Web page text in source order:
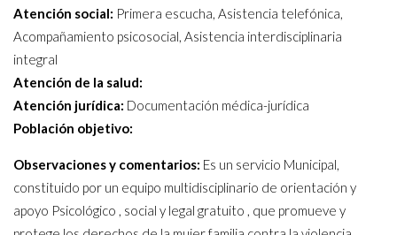
Atención social: Primera escucha, Asistencia telefónica,
Acompañamiento psicosocial, Asistencia interdisciplinaria
integral
Atención de la salud:
Atención jurídica: Documentación médica-jurídica
Población objetivo:
Observaciones y comentarios: Es un servicio Municipal,
constituido por un equipo multidisciplinario de orientación y
apoyo Psicológico , social y legal gratuito , que promueve y